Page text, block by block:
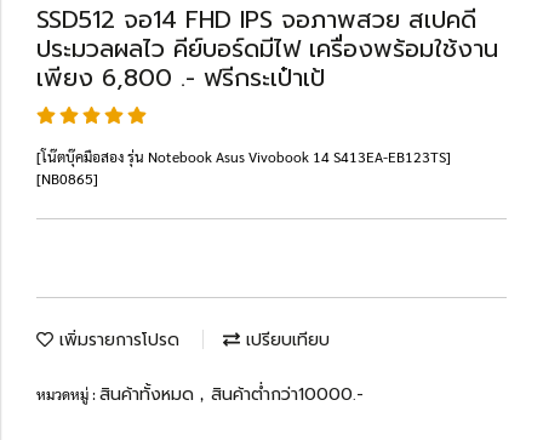
SSD512 จอ14 FHD IPS จอภาพสวย สเปคดี
ประมวลผลไว คีย์บอร์ดมีไฟ เครื่องพร้อมใช้งาน
เพียง 6,800 .- ฟรีกระเป๋าเป้
[โน๊ตบุ๊คมือสอง รุ่น Notebook Asus Vivobook 14 S413EA-EB123TS]
[NB0865]
เพิ่มรายการโปรด เปรียบเทียบ
หมวดหมู่ :สินค้าทั้งหมด , สินค้าต่ำกว่า10000.-